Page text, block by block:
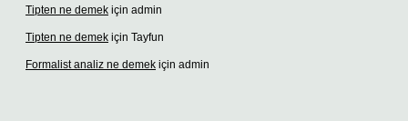
Tipten ne demek için admin
Tipten ne demek için Tayfun
Formalist analiz ne demek için admin